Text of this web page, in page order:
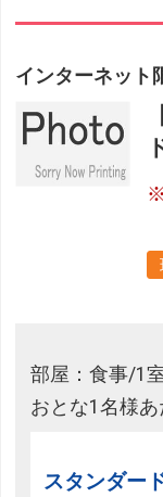
インターネット
部屋：食事/1
おとな1名様
スタンダー